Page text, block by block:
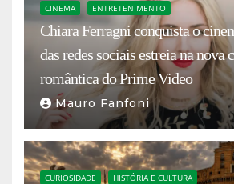
CINEMA ENTRETENIMENTO
Chiara Ferragni conquista o
das redes sociais estreia na nova
romântica do Prime Video
Mauro Fanfoni
CURIOSIDADE HISTÓRIA E CULTURA